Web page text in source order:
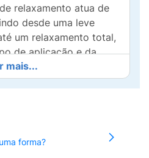
relaxamento atua de
desde uma leve
um relaxamento total,
de aplicação e da
comCálcio e Óleos
garante uma
o ressecamento
mais...
forma?